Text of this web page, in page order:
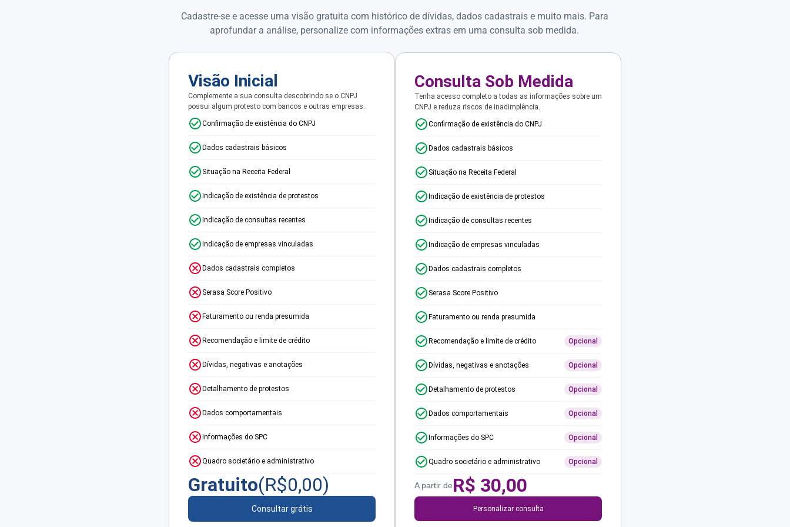
Cadastre-se e acesse uma visão gratuita com histórico de dívidas, dados cadastrais e muito mais. Para
aprofundar a análise, personalize com informações extras em uma consulta sob medida.
Visão Inicial
Complemente a sua consulta descobrindo se o CNPJ
possui algum protesto com bancos e outras empresas.
Confirmação de existência do CNPJ
Dados cadastrais básicos
Situação na Receita Federal
Indicação de existência de protestos
Indicação de consultas recentes
Indicação de empresas vinculadas
Dados cadastrais completos
Serasa Score Positivo
Faturamento ou renda presumida
Recomendação e limite de crédito
Dívidas, negativas e anotações
Detalhamento de protestos
Dados comportamentais
Informações do SPC
Quadro societário e administrativo
Gratuito(R$0,00)
Consultar grátis
Consulta Sob Medida
Tenha acesso completo a todas as informações sobre um
CNPJ e reduza riscos de inadimplência.
Confirmação de existência do CNPJ
Dados cadastrais básicos
Situação na Receita Federal
Indicação de existência de protestos
Indicação de consultas recentes
Indicação de empresas vinculadas
Dados cadastrais completos
Serasa Score Positivo
Faturamento ou renda presumida
Recomendação e limite de crédito Opcional
Dívidas, negativas e anotações Opcional
Detalhamento de protestos Opcional
Dados comportamentais Opcional
Informações do SPC Opcional
Quadro societário e administrativo Opcional
A partir deR$ 30,00
Personalizar consulta